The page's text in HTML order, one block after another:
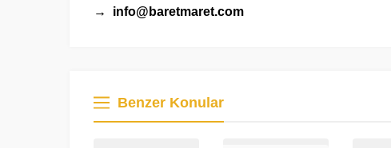
→ info@baretmaret.com
Benzer Konular